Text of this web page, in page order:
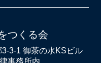
つくる会
3-1 御茶の水KSビル
事務所内